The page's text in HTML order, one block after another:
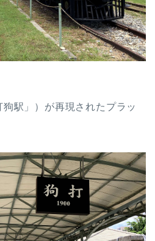
駅」）が再現されたプラッ